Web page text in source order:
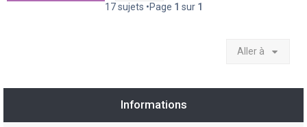
17 sujets •Page 1 sur 1
Aller à
Informations